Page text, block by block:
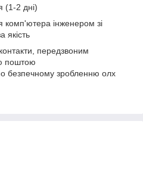
(1-2 дні)
комп'ютера інженером зі
якість
передзвоним
поштою
безпечному зробленню олх